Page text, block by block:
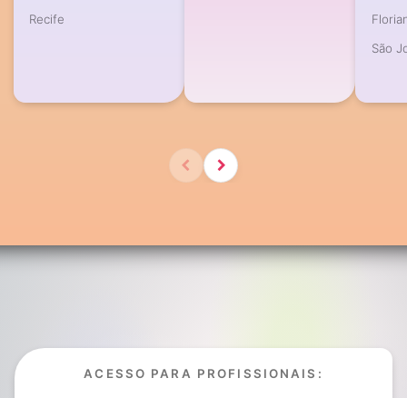
Recife
São
ACESSO PARA PROFISSIONAIS: